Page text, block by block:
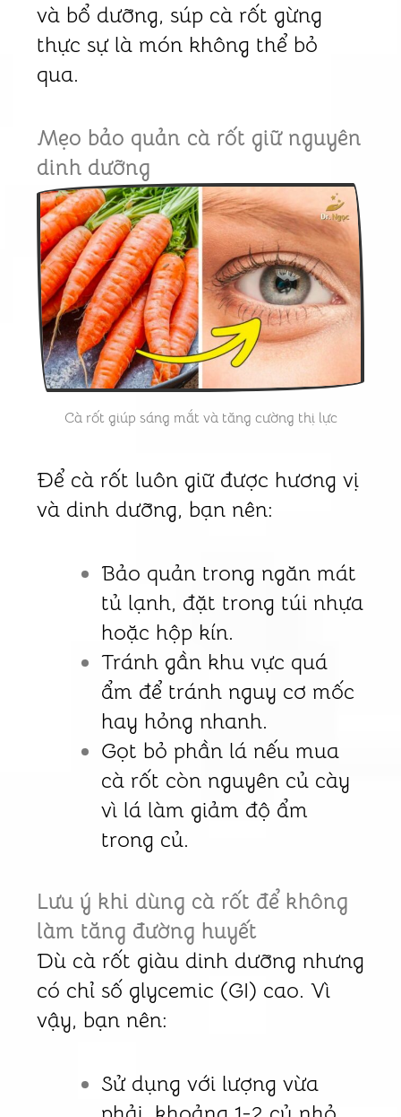
và bổ dưỡng, súp cà rốt gừng
thực sự là món không thể bỏ
qua.
Mẹo bảo quản cà rốt giữ nguyên
dinh dưỡng
Cà rốt giúp sáng mắt và tăng cường thị lực
Để cà rốt luôn giữ được hương vị
và dinh dưỡng, bạn nên:
Bảo quản trong ngăn mát
tủ lạnh, đặt trong túi nhựa
hoặc hộp kín.
Tránh gần khu vực quá
ẩm để tránh nguy cơ mốc
hay hỏng nhanh.
Gọt bỏ phần lá nếu mua
cà rốt còn nguyên củ cày
vì lá làm giảm độ ẩm
trong củ.
Lưu ý khi dùng cà rốt để không
làm tăng đường huyết
Dù cà rốt giàu dinh dưỡng nhưng
có chỉ số glycemic (GI) cao. Vì
vậy, bạn nên:
Sử dụng với lượng vừa